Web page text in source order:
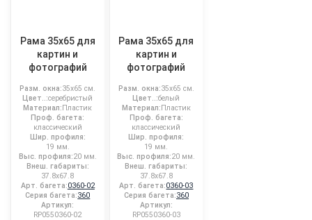
Рама 35x65 для
картин и
фотографий
Разм. окна:35x65 см.
Цвет..:серебристый
Материал:Пластик
Проф. багета:
классический
Шир. профиля:
19 мм.
Выс. профиля:20 мм.
Внеш. габариты:
37.8x67.8
Арт. багета:0360-02
Серия багета:360
Артикул:
RP0550360-02
Рама 35x65 для
картин и
фотографий
Разм. окна:35x65 см.
Цвет..:белый
Материал:Пластик
Проф. багета:
классический
Шир. профиля:
19 мм.
Выс. профиля:20 мм.
Внеш. габариты:
37.8x67.8
Арт. багета:0360-03
Серия багета:360
Артикул:
RP0550360-03